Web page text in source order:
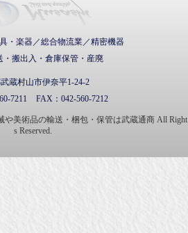
・楽器／総合物流業／精密機器
・搬出入・倉庫保管・産廃
蔵村山市伊奈平1-24-2
7211 FAX： 042-560-7212
や美術品の輸送・梱包・保管は武蔵通商 All Right
s Reserved.